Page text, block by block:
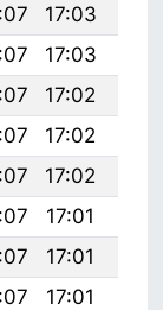
17:03
17:03
17:02
17:02
17:02
17:01
17:01
17:01